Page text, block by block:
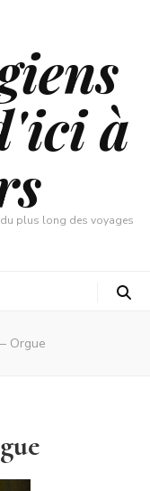
à
plus long des voyages
Orgue